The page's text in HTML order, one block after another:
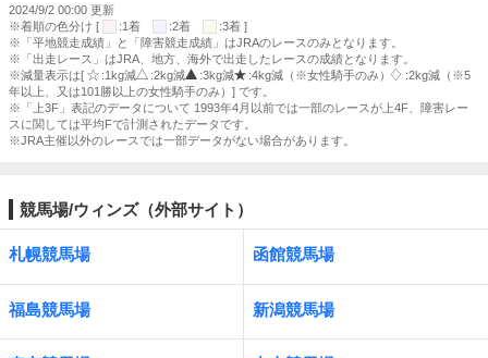
2024/9/2 00:00 更新
※着順の色分け [
:1着 :2着
:3着 ]
※「平地競走成績」と「障害競走成績」はJRAのレースのみとなります。
※「出走レース」はJRA、地方、海外で出走したレースの成績となります。
※減量表示は[
:1kg減 :2kg減 :3kg減 :4kg減（※女性騎手のみ）
:2kg減（※5
年以上、又は101勝以上の女性騎手のみ）] です。
※「上3F」表記のデータについて 1993年4月以前では一部のレースが上4F、障害レー
スに関しては平均Fで計測されたデータです。
※JRA主催以外のレースでは一部データがない場合があります。
競馬場/ウィンズ（外部サイト）
札幌競馬場 函館競馬場
福島競馬場 新潟競馬場